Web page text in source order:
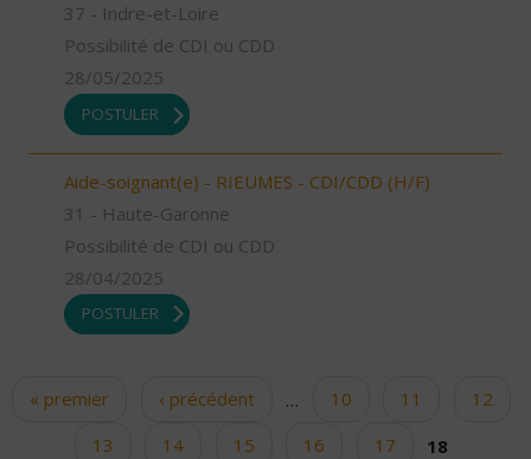
37 - Indre-et-Loire
Possibilité de CDI ou CDD
28/05/2025
POSTULER
Aide-soignant(e) - RIEUMES - CDI/CDD (H/F)
31 - Haute-Garonne
Possibilité de CDI ou CDD
28/04/2025
POSTULER
Pages
« premier ‹ précédent … 10 11
12
13
14 15 16 17 18